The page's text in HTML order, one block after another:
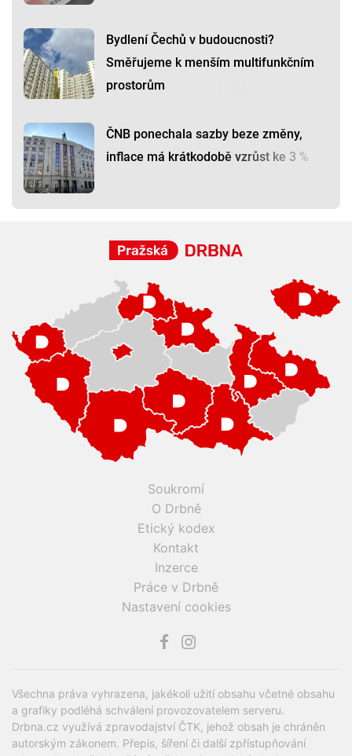
Bydlení Čechů v budoucnosti?
Směřujeme k menším multifunkčním
prostorům
ČNB ponechala sazby beze změny,
inflace má krátkodobě vzrůst ke 3 %
Soukromí
O Drbně
Etický kodex
Kontakt
Inzerce
Práce v Drbně
Nastavení cookies
Všechna práva vyhrazena, jakékoli užití obsahu včetné obsahu
a grafiky podléhá schválení provozovatelem serveru.
Drbna.cz využívá zpravodajství ČTK, jehož obsah je chráněn
autorským zákonem. Přepis, šíření či další zpřístupňování